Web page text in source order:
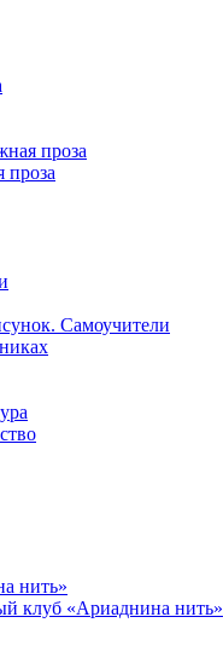
проза
проза
Самоучители
нить»
клуб «Ариаднина нить»